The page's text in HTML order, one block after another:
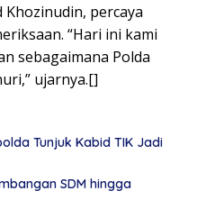
Khozinudin, percaya
“Hari ini kami
sebagaimana Polda
ujarnya.[]
Tunjuk Kabid TIK Jadi
SDM hingga